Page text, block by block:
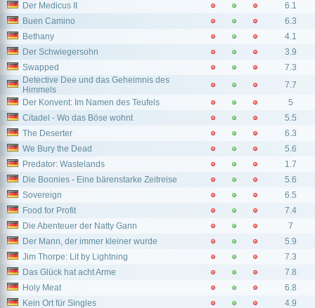
Der Medicus II
6.1
Buen Camino
6.3
Bethany
4.1
Der Schwiegersohn
3.9
Swapped
7.3
Detective Dee und das Geheimnis des
Himmels
7.7
Der Konvent: Im Namen des Teufels
5
Citadel - Wo das Böse wohnt
5.5
The Deserter
6.3
We Bury the Dead
5.6
Predator: Wastelands
1.7
Die Boonies - Eine bärenstarke Zeitreise
5.6
Sovereign
6.5
Food for Profit
7.4
Die Abenteuer der Natty Gann
7
Der Mann, der immer kleiner wurde
5.9
Jim Thorpe: Lit by Lightning
7.3
Das Glück hat acht Arme
7.8
Holy Meat
6.8
Kein Ort für Singles
4.9